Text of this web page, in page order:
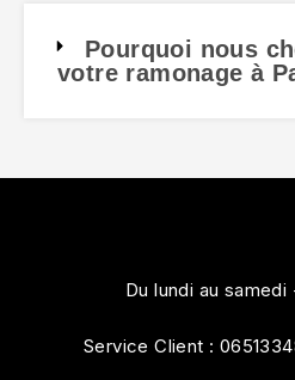
Pourquoi nous
votre ramonage à
Du lundi au samedi
Service Client :